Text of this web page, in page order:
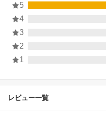
5
4
3
2
1
レビュー一覧